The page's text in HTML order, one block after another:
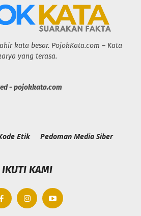
kata besar. PojokKata.com – Kata
yang terasa.
- pojokkata.com
Etik Pedoman Media Siber
IKUTI KAMI